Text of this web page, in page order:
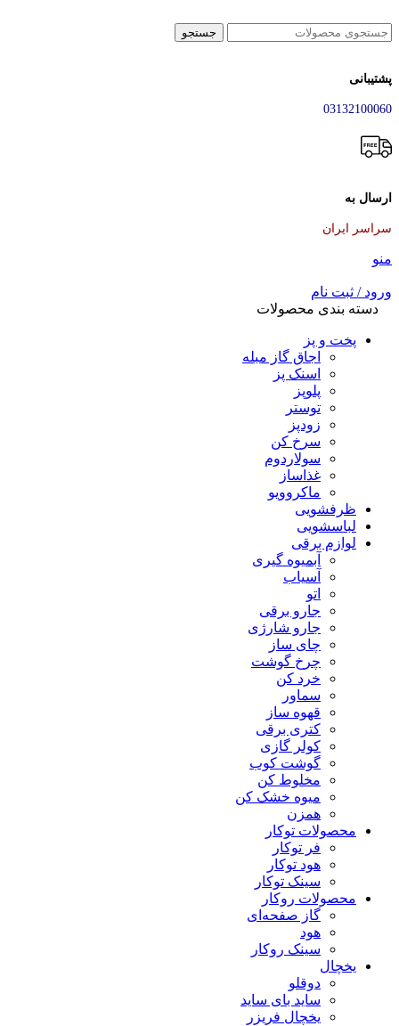
جستجو
پشتیبانی
03132100060
ارسال به
سراسر ایران
منو
ورود / ثبت نام
دسته بندی محصولات
پخت و پز
اجاق گاز مبله
اسنک پز
پلوپز
توستر
زودپز
سرخ کن
سولاردوم
غذاساز
ماکروویو
ظرفشویی
لباسشویی
لوازم برقی
آبمیوه گیری
آسیاب
اتو
جارو برقی
جارو شارژی
چای ساز
چرخ گوشت
خرد کن
سماور
قهوه ساز
کتری برقی
کولر گازی
گوشت کوب
مخلوط کن
میوه خشک کن
همزن
محصولات توکار
فر توکار
هود توکار
سینک توکار
محصولات روکار
گاز صفحه‌ای
هود
سینک روکار
یخچال
دوقلو
ساید بای ساید
یخچال فریزر